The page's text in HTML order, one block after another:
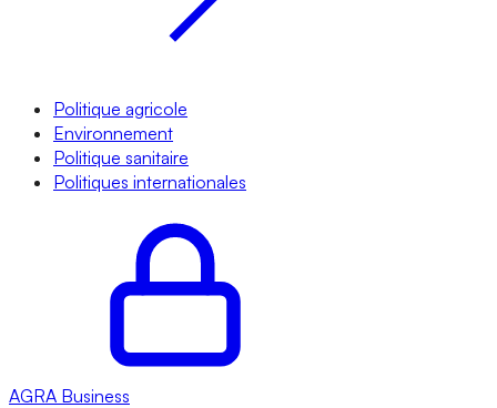
Politique agricole
Environnement
Politique sanitaire
Politiques internationales
AGRA Business